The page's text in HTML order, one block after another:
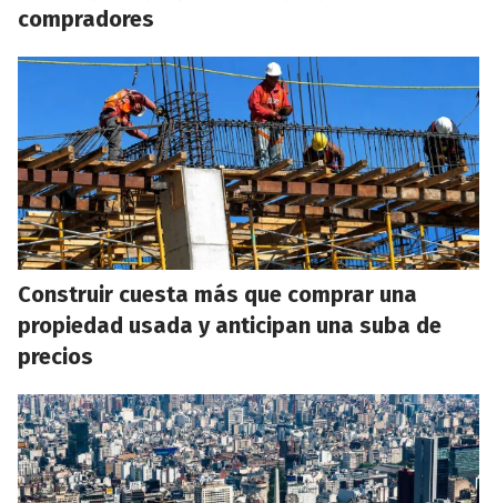
compradores
Construir cuesta más que comprar una
propiedad usada y anticipan una suba de
precios